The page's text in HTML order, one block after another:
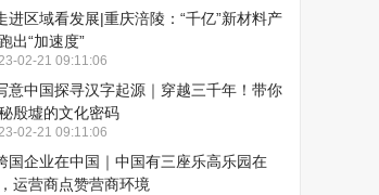
进区域看发展|重庆涪陵：“千亿”新材料产
出“加速度”
02-21 09:11:06
意中国探寻汉字起源｜穿越三千年！带你
殷墟的文化密码
02-21 09:11:06
国企业在中国｜中国有三座乐高乐园在
运营商点赞营商环境